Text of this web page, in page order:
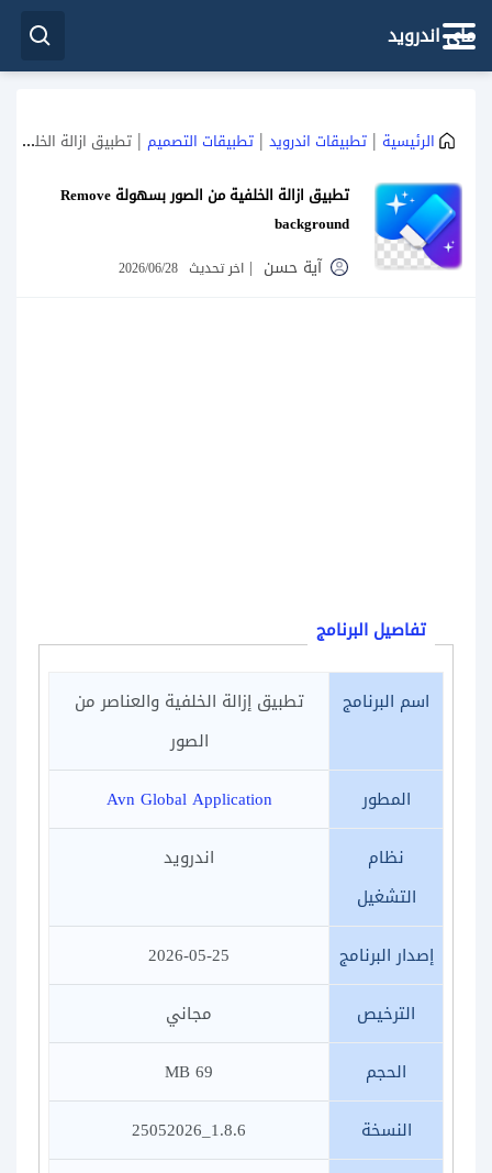
ماي اندرويد
الرئيسية | تطبيقات اندرويد | تطبيقات التصميم | تطبيق ازالة الخلفية من الصور بسهولة Remove background
تطبيق ازالة الخلفية من الصور بسهولة Remove
background
آية حسن | اخر تحديث 2026/06/28
تفاصيل البرنامج
اسم البرنامج
تطبيق إزالة الخلفية والعناصر من
الصور
المطور
Avn Global Application
نظام
التشغيل
اندرويد
إصدار البرنامج
2026-05-25
الترخيص
مجاني
الحجم
69 MB
النسخة
1.8.6_25052026